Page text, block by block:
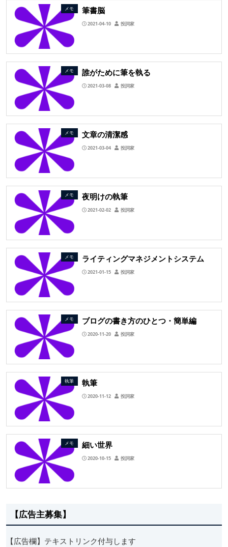
メモ 筆書脳
2021-04-10 投詞家
メモ 誰がために筆を執る
2021-03-08 投詞家
メモ 文章の清潔感
2021-03-04 投詞家
メモ 夜明けの執筆
2021-02-02 投詞家
メモ ライティングマネジメントシステム
2021-01-15 投詞家
メモ ブログの書き方のひとつ・簡単編
2020-11-20 投詞家
執筆 執筆
2020-11-12 投詞家
メモ 細い世界
2020-10-15 投詞家
【広告主募集】
【広告欄】テキストリンク付与します